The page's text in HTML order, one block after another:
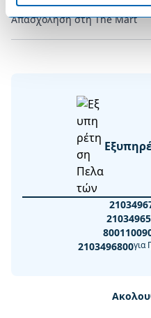
Απασχόληση στη The Mart
2103496800για